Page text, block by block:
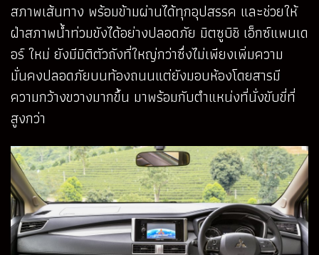
สภาพเส้นทาง พร้อมข้ามผ่านได้ทุกอุปสรรค และช่วยให้
ฝ่าสภาพน้ำท่วมขังได้อย่างปลอดภัย มิตซูบิชิ เอ็กซ์แพนเด
อร์ ใหม่ ยังมีมิติตัวถังที่ใหญ่กว่าซึ่งไม่เพียงเพิ่มความ
มั่นคงปลอดภัยบนท้องถนนแต่ยังมอบห้องโดยสารมี
ความกว้างขวางมากขึ้น มาพร้อมกับตำแหน่งที่นั่งขับขี่ที่
สูงกว่า